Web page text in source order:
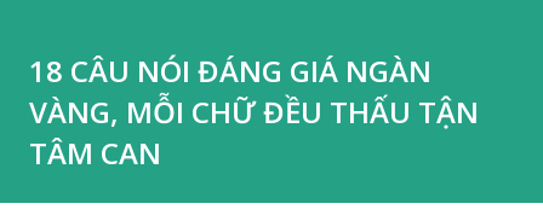
18 CÂU NÓI ĐÁNG GIÁ NGÀN
VÀNG, MỖI CHỮ ĐỀU THẤU TẬN
TÂM CAN